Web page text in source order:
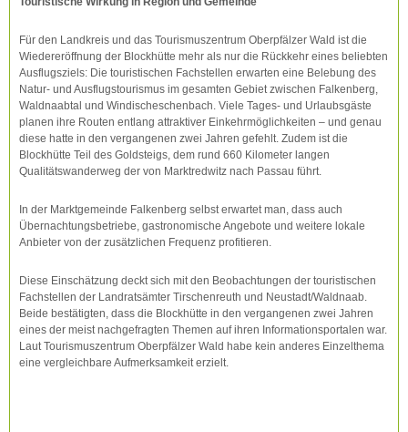
Für den Landkreis und das Tourismuszentrum Oberpfälzer Wald ist die
Wiedereröffnung der Blockhütte mehr als nur die Rückkehr eines beliebten
Ausflugsziels: Die touristischen Fachstellen erwarten eine Belebung des
Natur- und Ausflugstourismus im gesamten Gebiet zwischen Falkenberg,
Waldnaabtal und Windischeschenbach. Viele Tages- und Urlaubsgäste
planen ihre Routen entlang attraktiver Einkehrmöglichkeiten – und genau
diese hatte in den vergangenen zwei Jahren gefehlt. Zudem ist die
Blockhütte Teil des Goldsteigs, dem rund 660 Kilometer langen
Qualitätswanderweg der von Marktredwitz nach Passau führt.
In der Marktgemeinde Falkenberg selbst erwartet man, dass auch
Übernachtungsbetriebe, gastronomische Angebote und weitere lokale
Anbieter von der zusätzlichen Frequenz profitieren.
Diese Einschätzung deckt sich mit den Beobachtungen der touristischen
Fachstellen der Landratsämter Tirschenreuth und Neustadt/Waldnaab.
Beide bestätigten, dass die Blockhütte in den vergangenen zwei Jahren
eines der meist nachgefragten Themen auf ihren Informationsportalen war.
Laut Tourismuszentrum Oberpfälzer Wald habe kein anderes Einzelthema
eine vergleichbare Aufmerksamkeit erzielt.